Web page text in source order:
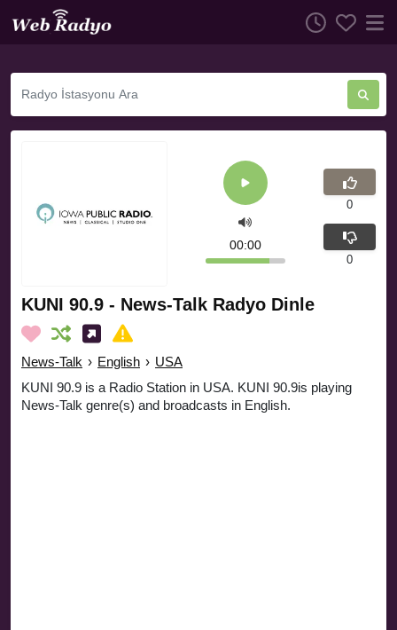
KUNI 90.9 - News-Talk Radyo Dinle
News-Talk › English › USA
KUNI 90.9 is a Radio Station in USA. KUNI 90.9is playing
News-Talk genre(s) and broadcasts in English.
00:00
0
0